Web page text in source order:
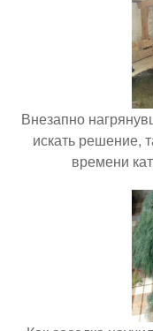
Внезапно
искать решение,
времени